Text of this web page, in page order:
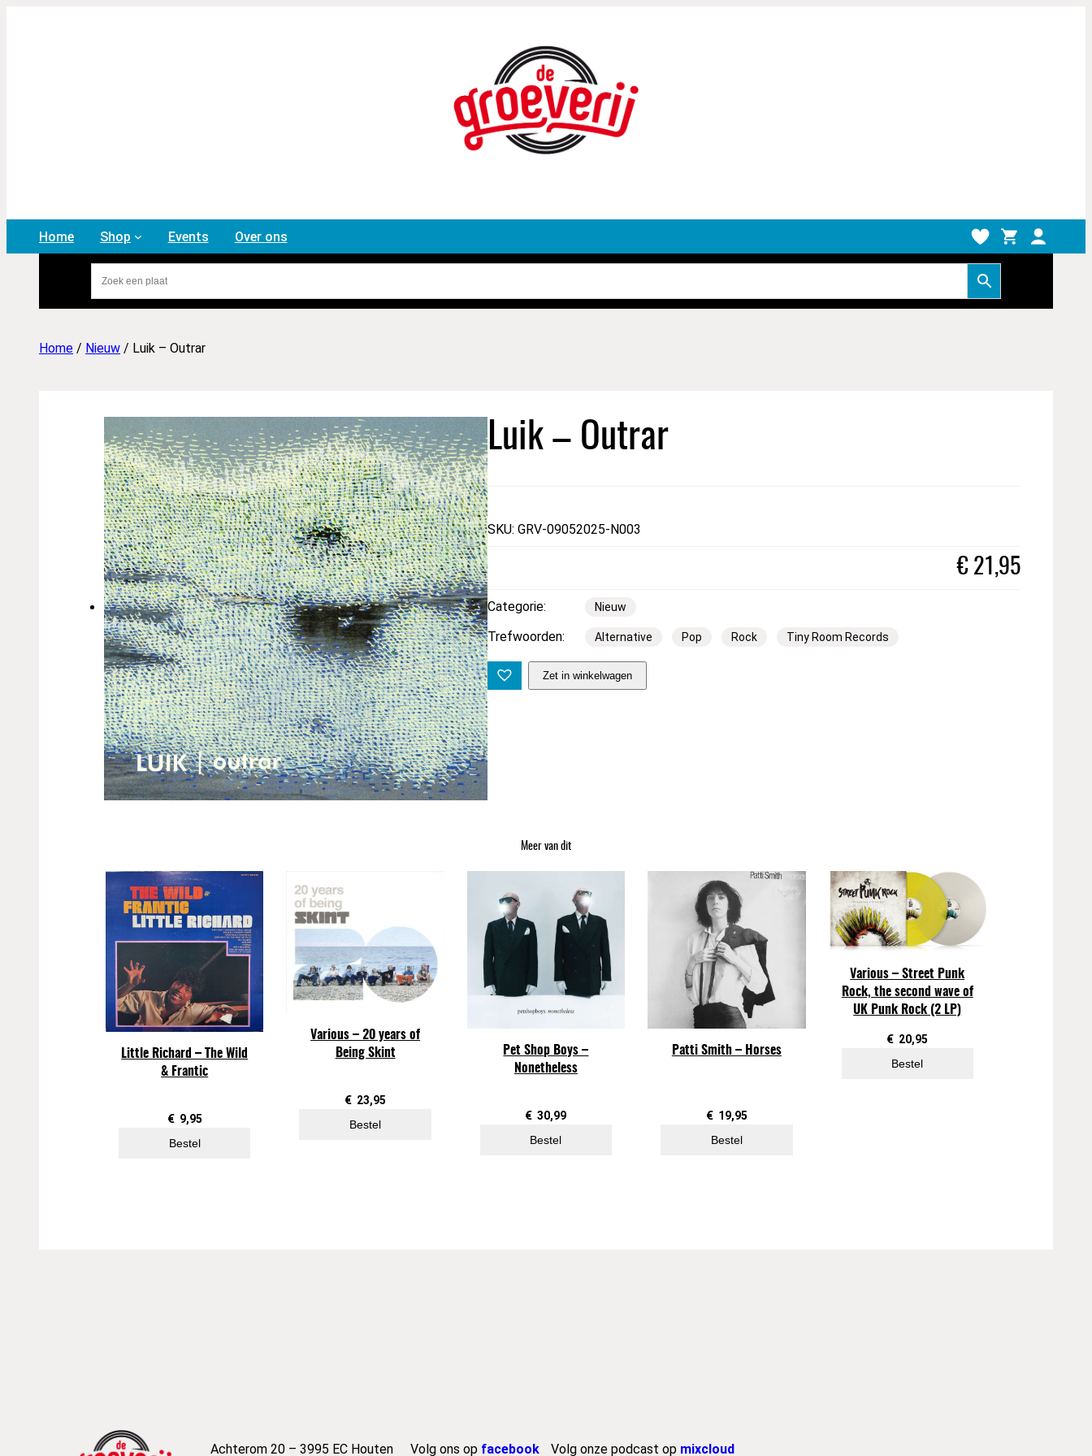
Home Shop Events Over ons
Home / Nieuw / Luik – Outrar
Luik – Outrar
SKU: GRV-09052025-N003
€ 21,95
Categorie: Nieuw
Trefwoorden: Alternative Pop Rock Tiny Room Records
u
r
Zet in winkelwagen
Meer van dit
Little Richard – The Wild
& Frantic
€ 9,95
Bestel
Various – 20 years of
Being Skint
€ 23,95
Bestel
Pet Shop Boys –
Nonetheless
€ 30,99
Bestel
Patti Smith – Horses
€ 19,95
Bestel
Various – Street Punk
Rock, the second wave of
UK Punk Rock (2 LP)
€ 20,95
Bestel
Achterom 20 – 3995 EC Houten Volg ons op facebook Volg onze podcast op mixcloud